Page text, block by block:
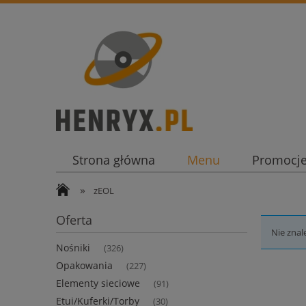
Strona główna Menu
» zEOL
Oferta
Nośniki (326)
Opakowania (227)
Elementy sieciowe (91)
Etui/Kuferki/Torby (30)
Nie